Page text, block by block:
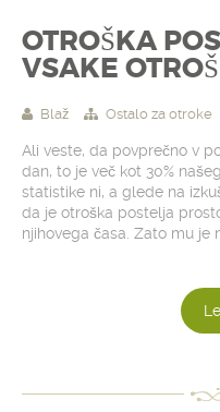
OTROŠKA
VSAKE
Blaž Ostalo za otroke
Ali veste, da povprečno v
dan, to je več kot 30%
statistike ni, a glede na
da je otroška postelja
njihovega časa. Zato mu je